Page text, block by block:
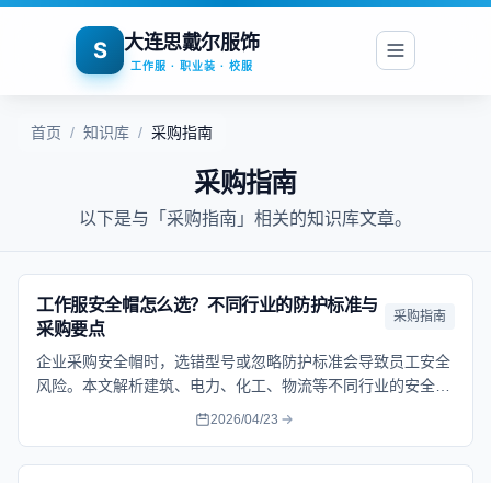
S 大连思戴尔服饰
工作服 · 职业装 · 校服
首页 / 知识库 / 采购指南
采购指南
以下是与「采购指南」相关的知识库文章。
工作服安全帽怎么选？不同行业的防护标准与
采购要点
采购指南
企业采购安全帽时，选错型号或忽略防护标准会导致员工安全
风险。本文解析建筑、电力、化工、物流等不同行业的安全帽
防护标准，提供具体的选购要点和成本控制方法。
2026/04/23